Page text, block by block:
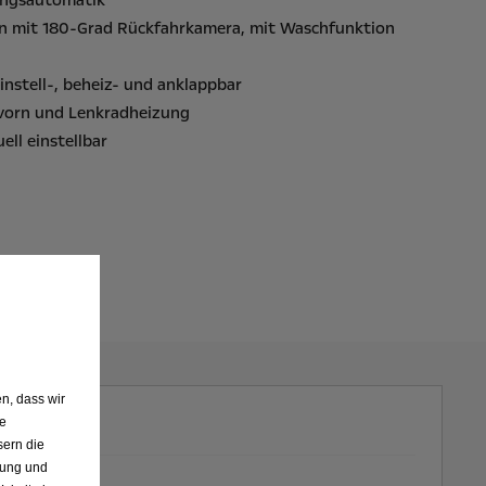
mit 180-Grad Rückfahrkamera, mit Waschfunktion
, beheiz- und anklappbar
und Lenkradheizung
einstellbar
dass wir
die
und